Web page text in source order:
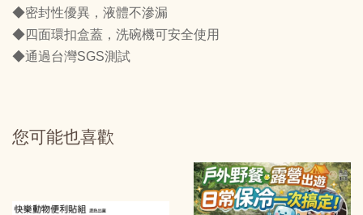
◆密封性優異，液體不滲漏
◆四面環扣盒蓋，洗碗機可安全使用
◆通過台灣SGS測試
您可能也喜歡